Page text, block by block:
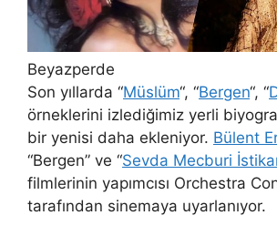
Beyazperde
Son yıllarda “Müslüm“, “Bergen“, “
örneklerini izlediğimiz yerli
bir yenisi daha ekleniyor. Bülent
“Bergen” ve “Sevda Mecburi
filmlerinin yapımcısı Orchestra
tarafından sinemaya uyarlanıyor.